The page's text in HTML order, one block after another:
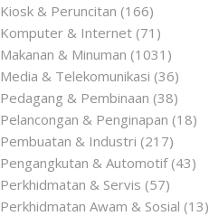
Kiosk & Peruncitan (166)
Komputer & Internet (71)
Makanan & Minuman (1031)
Media & Telekomunikasi (36)
Pedagang & Pembinaan (38)
Pelancongan & Penginapan (18)
Pembuatan & Industri (217)
Pengangkutan & Automotif(43)
Perkhidmatan & Servis (57)
Perkhidmatan Awam & Sosial (13)